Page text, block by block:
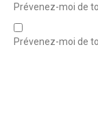
Prévenez-moi de
Prévenez-moi de